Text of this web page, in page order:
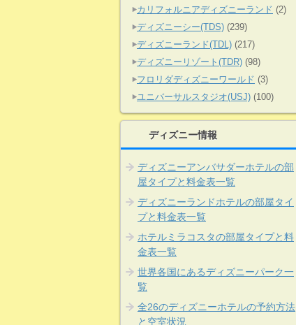
カリフォルニアディズニーランド (2)
ディズニーシー(TDS) (239)
ディズニーランド(TDL) (217)
ディズニーリゾート(TDR) (98)
フロリダディズニーワールド (3)
ユニバーサルスタジオ(USJ) (100)
ディズニー情報
ディズニーアンバサダーホテルの部
屋タイプと料金表一覧
ディズニーランドホテルの部屋タイ
プと料金表一覧
ホテルミラコスタの部屋タイプと料
金表一覧
世界各国にあるディズニーパーク一
覧
全26のディズニーホテルの予約方法
と空室状況